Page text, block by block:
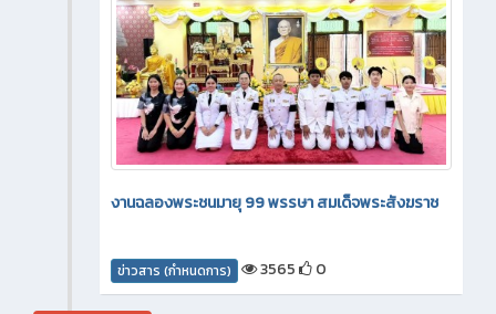
งานฉลองพระชนมายุ 99 พรรษา สมเด็จพระสังฆราช
ข่าวสาร (กำหนดการ) 3565 0